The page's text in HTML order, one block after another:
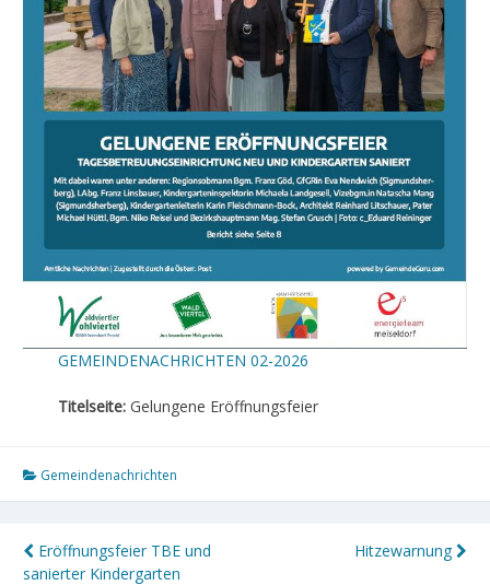
GEMEINDENACHRICHTEN 02-2026
Titelseite: Gelungene Eröffnungsfeier
Gemeindenachrichten
Beitragsnavigation
Eröffnungsfeier TBE und
sanierter Kindergarten
Hitzewarnung